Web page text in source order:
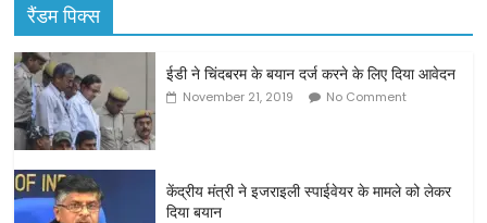
रैंडम पिक्स
ईडी ने चिंदबरम के बयान दर्ज करने के लिए दिया आवेदन
November 21, 2019 No Comment
केंद्रीय मंत्री ने इजराइली स्पाईवेयर के मामले को लेकर
दिया बयान